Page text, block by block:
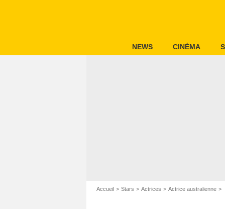
NEWS CINÉMA
Accueil Stars Actrices Actrice australienne